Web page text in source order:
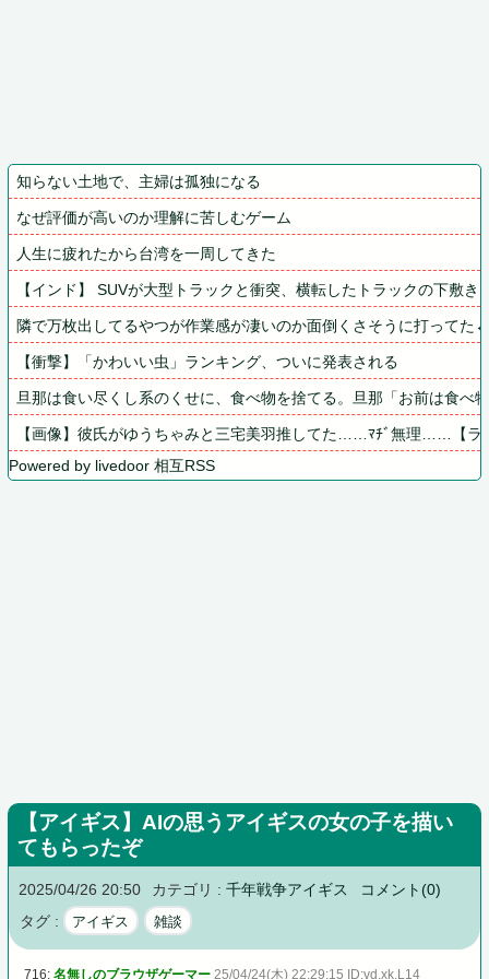
知らない土地で、主婦は孤独になる
なぜ評価が高いのか理解に苦しむゲーム
人生に疲れたから台湾を一周してきた
【インド】 SUVが大型トラックと衝突、横転したトラックの下敷き
隣で万枚出してるやつが作業感が凄いのか面倒くさそうに打って
【衝撃】「かわいい虫」ランキング、ついに発表される
旦那は食い尽くし系のくせに、食べ物を捨てる。旦那「お前は食
【画像】彼氏がゆうちゃみと三宅美羽推してた……ﾏﾁﾞ無理……【ラ
Powered by livedoor 相互RSS
【アイギス】AIの思うアイギスの女の子を描い
てもらったぞ
2025/04/26 20:50 カテゴリ :千年戦争アイギス
コメント(0)
タグ :
アイギス 雑談
716:名無しのブラウザゲーマー 25/04/24(木) 22:29:15 ID:vd.xk.L14